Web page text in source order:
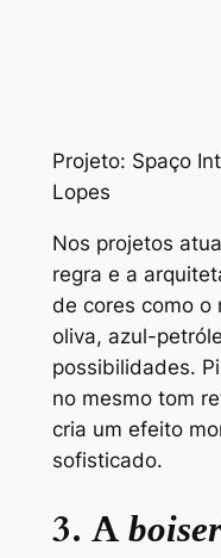
Projeto: Spaço
Lopes
Nos projetos
regra e a
de cores como o
oliva, azul-
possibilidades.
no mesmo tom
cria um efeito
sofisticado.
3. A